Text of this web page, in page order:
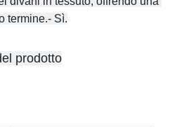
termine.- Sì.
prodotto